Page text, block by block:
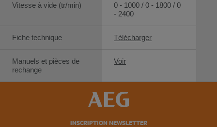
Vitesse à vide (tr/min)
Fiche technique
Manuels et pièces de
rechange
0 - 1000 / 0 - 1800 / 0
- 2400
Télécharger
Voir
INSCRIPTION NEWSLETTER